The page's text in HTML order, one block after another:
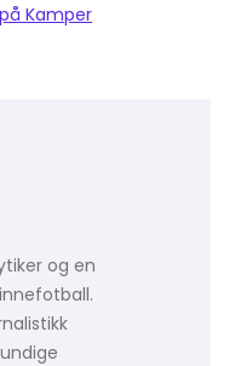
Kamper
og en